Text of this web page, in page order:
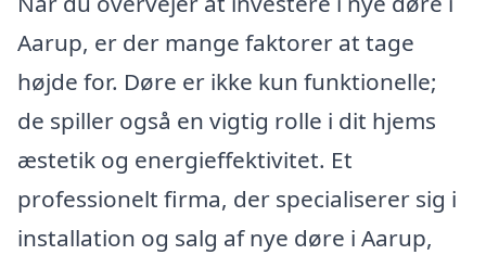
Aarup, er der mange faktorer at tage
højde for. Døre er ikke kun funktionelle;
de spiller også en vigtig rolle i dit hjems
æstetik og energieffektivitet. Et
professionelt firma, der specialiserer sig i
installation og salg af nye døre i Aarup,